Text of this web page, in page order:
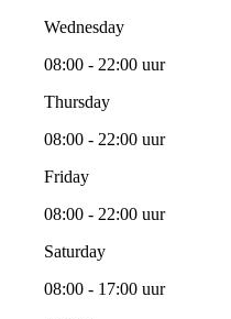
Wednesday
08:00 - 22:00 uur
Thursday
08:00 - 22:00 uur
Friday
08:00 - 22:00 uur
Saturday
08:00 - 17:00 uur